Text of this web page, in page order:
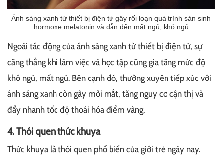
Ánh sáng xanh từ thiết bị điện tử gây rối loạn quá trình sản sinh
hormone melatonin và dẫn đến mất ngủ, khó ngủ
Ngoài tác động của ánh sáng xanh từ thiết bị điện tử, sự
căng thẳng khi làm việc và học tập cũng gia tăng mức độ
khó ngủ, mất ngủ. Bên cạnh đó, thường xuyên tiếp xúc với
ánh sáng xanh còn gây mỏi mắt, tăng nguy cơ cận thị và
đẩy nhanh tốc độ thoái hóa điểm vàng.
4. Thói quen thức khuya
Thức khuya là thói quen phổ biến của giới trẻ ngày nay.